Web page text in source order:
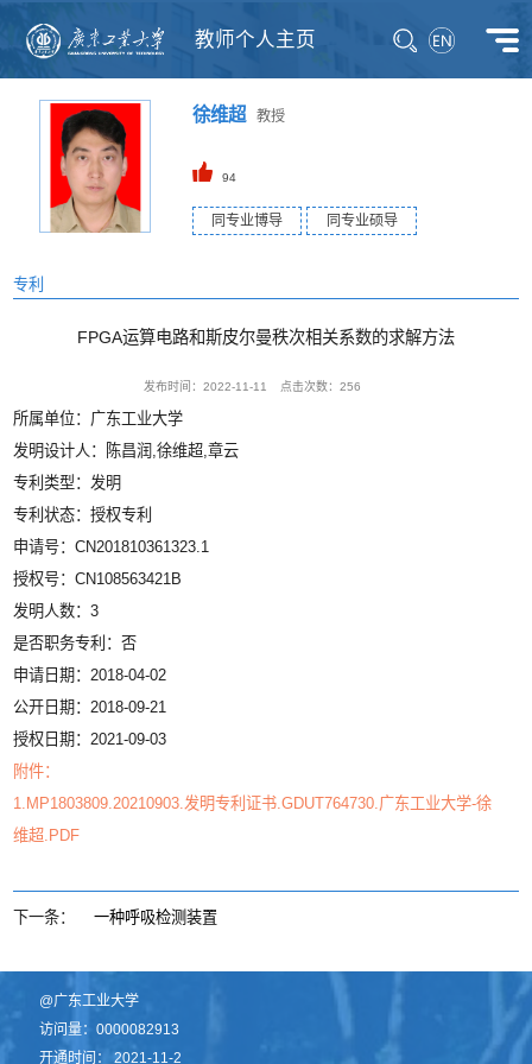
教师个人主页
徐维超教授
94
同专业博导 同专业硕导
专利
FPGA运算电路和斯皮尔曼秩次相关系数的求解方法
发布时间：2022-11-11 点击次数：256
所属单位：广东工业大学
发明设计人：陈昌润,徐维超,章云
专利类型：发明
专利状态：授权专利
申请号：CN201810361323.1
授权号：CN108563421B
发明人数：3
是否职务专利：否
申请日期：2018-04-02
公开日期：2018-09-21
授权日期：2021-09-03
附件：
1.MP1803809.20210903.发明专利证书.GDUT764730.广东工业大学-徐
维超.PDF
下一条： 一种呼吸检测装置
@广东工业大学
访问量：0000082913
开通时间：2021-11-2